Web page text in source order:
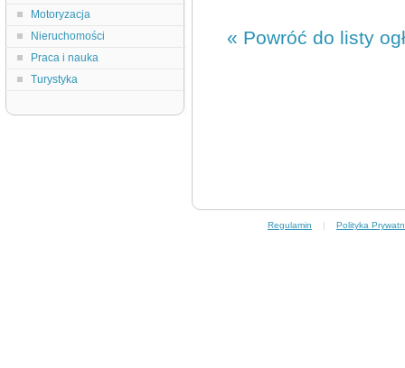
Motoryzacja
Nieruchomości
Praca i nauka
Turystyka
« Powróć do listy
Regulamin | Polityka